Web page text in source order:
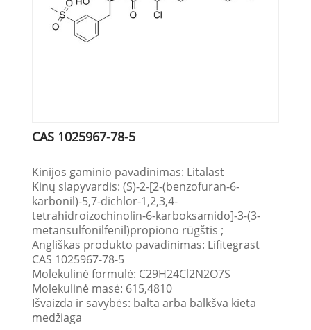
CAS 1025967-78-5
Kinijos gaminio pavadinimas: Litalast
Kinų slapyvardis: (S)-2-[2-(benzofuran-6-
karbonil)-5,7-dichlor-1,2,3,4-
tetrahidroizochinolin-6-karboksamido]-3-(3-
metansulfonilfenil)propiono rūgštis ;
Angliškas produkto pavadinimas: Lifitegrast
CAS 1025967-78-5
Molekulinė formulė: C29H24Cl2N2O7S
Molekulinė masė: 615,4810
Išvaizda ir savybės: balta arba balkšva kieta
medžiaga